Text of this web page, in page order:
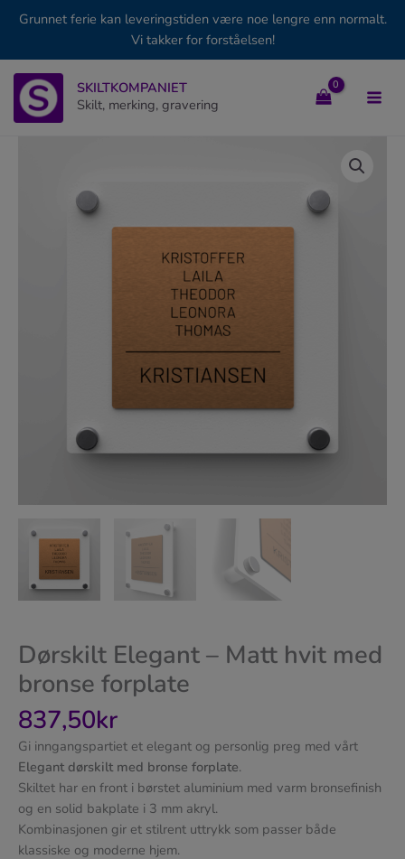
Grunnet ferie kan leveringstiden være noe lengre enn normalt.
Vi takker for forståelsen!
Hopp
SKILTKOMPANIET
Skilt, merking, gravering
Dørskilt Elegant – Matt hvit med
bronse forplate
837,50kr
Gi inngangspartiet et elegant og personlig preg med vårt
Elegant dørskilt med bronse forplate.
Skiltet har en front i børstet aluminium med varm bronsefinish
og en solid bakplate i 3 mm akryl.
Kombinasjonen gir et stilrent uttrykk som passer både
klassiske og moderne hjem.